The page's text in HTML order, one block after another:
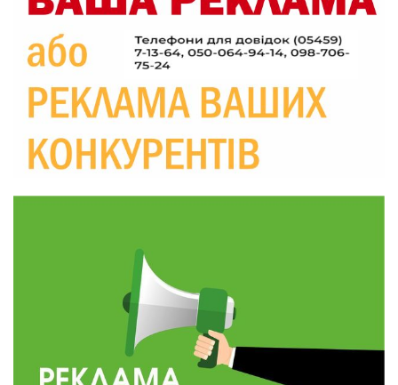
09:52
Родина Степаненків: від квітучого
30 лип
Пишіть листи самому собі, або як уникнути
маніпуляційбез конфліктів
19:29
30 лип
«Все закінчиться, приїду й одружуся…»: Пам’яті
26-річного Захисника Богдана Ємця (ВІДЕО)
20:06
Паливо по 100 грн та ризик дефіциту: чому в
Житлові сертифікати, підготовка до зими та
підтримка ВПО: підсумки засідання виконкому
Краснопільської селищної ради
Валентина Масалітіна: «Нас тримає віра в
Перемогу і повернення додому»